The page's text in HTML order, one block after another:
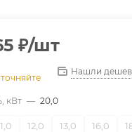
₽/шт
Нашли
кВт — 20,0
12,0 13,0 16,0